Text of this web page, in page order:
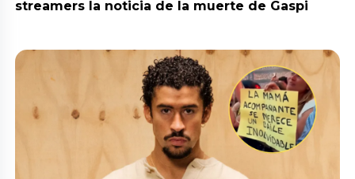
streamers la noticia de la muerte de Gaspi